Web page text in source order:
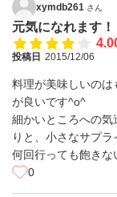
xymdb261 さん
元気になれます！
投稿日 2015/12/06
料理が美味しいの
が良いです^o^
細かいところへの気
りと、小さなサプラ
何回行っても飽きな
0